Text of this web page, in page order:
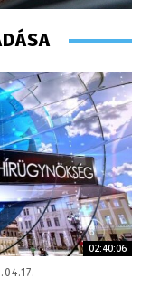
02:40:06